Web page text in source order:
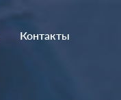
Контакты